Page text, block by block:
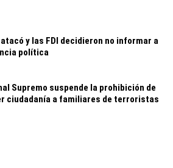
y las FDI decidieron no informar a
política
Supremo suspende la prohibición de
ciudadanía a familiares de terroristas